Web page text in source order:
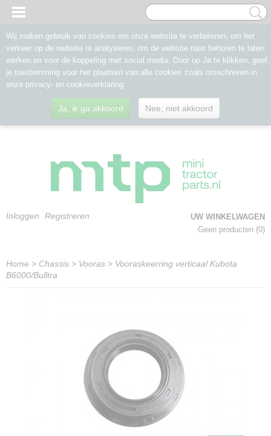
Inloggen Registreren
UW WINKELWAGEN
Geen producten (0)
Home > Chassis > Vooras > Vooraskeerring verticaal Kubota
B6000/Bulltra
Wij maken gebruik van cookies om onze website te verbeteren, om het
verkeer op de website te analyseren, om de website naar behoren te laten
werken en voor de koppeling met social media. Door op Ja te klikken, geef
je toestemming voor het plaatsen van alle cookies zoals omschreven in
onze privacy- en cookieverklaring.
Ja, ik ga akkoord Nee, niet akkoord